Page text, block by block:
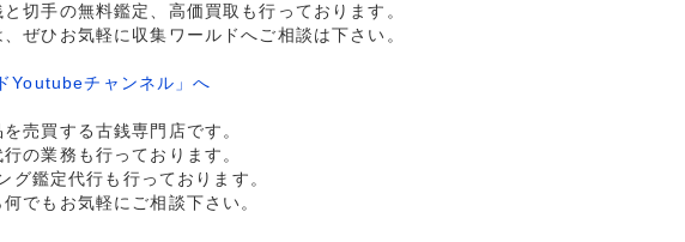
切手の無料鑑定、高価買取も行っております。
ぜひお気軽に収集ワールドへご相談は下さい。
Youtubeチャンネル」へ
売買する古銭専門店です。
の業務も行っております。
鑑定代行も行っております。
でもお気軽にご相談下さい。